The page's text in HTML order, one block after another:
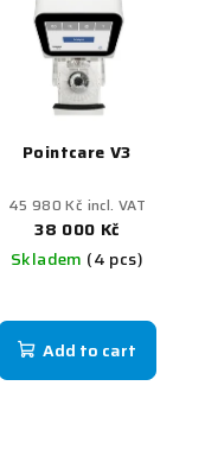
Pointcare V3
45 980 Kč incl. VAT
38 000 Kč
Skladem (4 pcs)
Add to cart